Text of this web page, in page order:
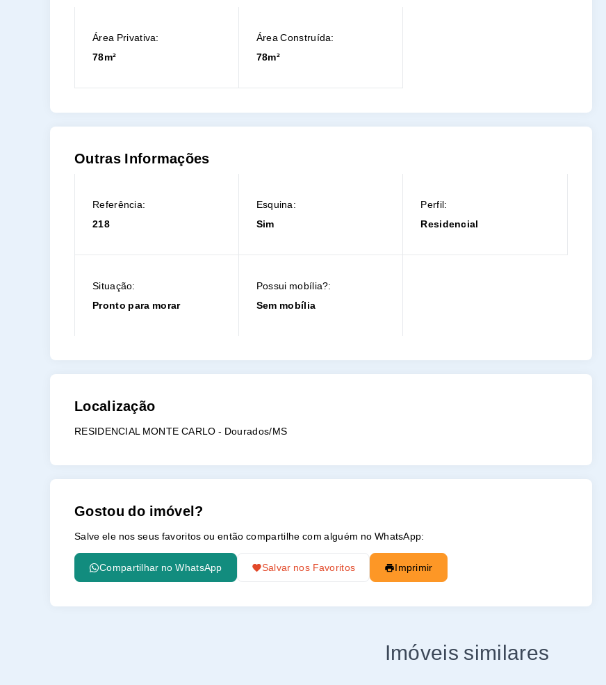
Área Privativa:
78m²
Área Construída:
78m²
Outras Informações
Referência:
218
Esquina:
Sim
Perfil:
Residencial
Situação:
Pronto para morar
Possui mobília?:
Sem mobília
Localização
RESIDENCIAL MONTE CARLO - Dourados/MS
Gostou do imóvel?
Salve ele nos seus favoritos ou então compartilhe com alguém no WhatsApp:
Compartilhar no WhatsApp Salvar nos Favoritos Imprimir
Imóveis similares